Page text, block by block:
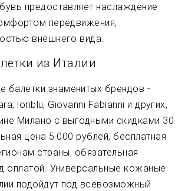
предоставляет наслаждение
передвижения,
внешнего вида.
из Италии
балетки знаменитых брендов -
loriblu, Giovanni Fabianni и других,
Милано с выгодными скидками 30
цена 5 000 рублей, бесплатная
страны, обязательная
оплатой. Универсальные кожаные
подойдут под всевозможный